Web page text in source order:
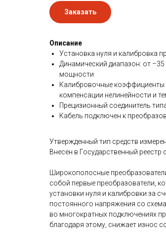
Заказать
Описание
Установка нуля и калибровка
Динамический диапазон: от
мощности
Калибровочные
компенсации нелинейности и
Прецизионный соединитель
Кабель подключен к
Утвержденный тип средств
Внесен в Государственный реестр
Широкополосные
собой первые преобразователи,
установки нуля и калибровки за
постоянного напряжения со
во многократных подключениях
благодаря этому, снижает износ